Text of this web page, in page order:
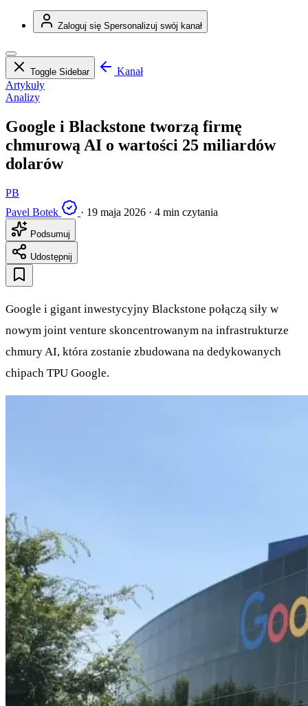
Zaloguj się Spersonalizuj swój kanał
Toggle Sidebar
Kanał
Artykuły
Analizy
Google i Blackstone tworzą firmę
chmurową AI o wartości 25 miliardów
dolarów
PB
Pavel Botek
· 19 maja 2026 · 4 min czytania
Podsumuj
Udostępnij
Google i gigant inwestycyjny Blackstone połączą siły w
nowym joint venture skoncentrowanym na infrastrukturze
chmury AI, która zostanie zbudowana na dedykowanych
chipach TPU Google.